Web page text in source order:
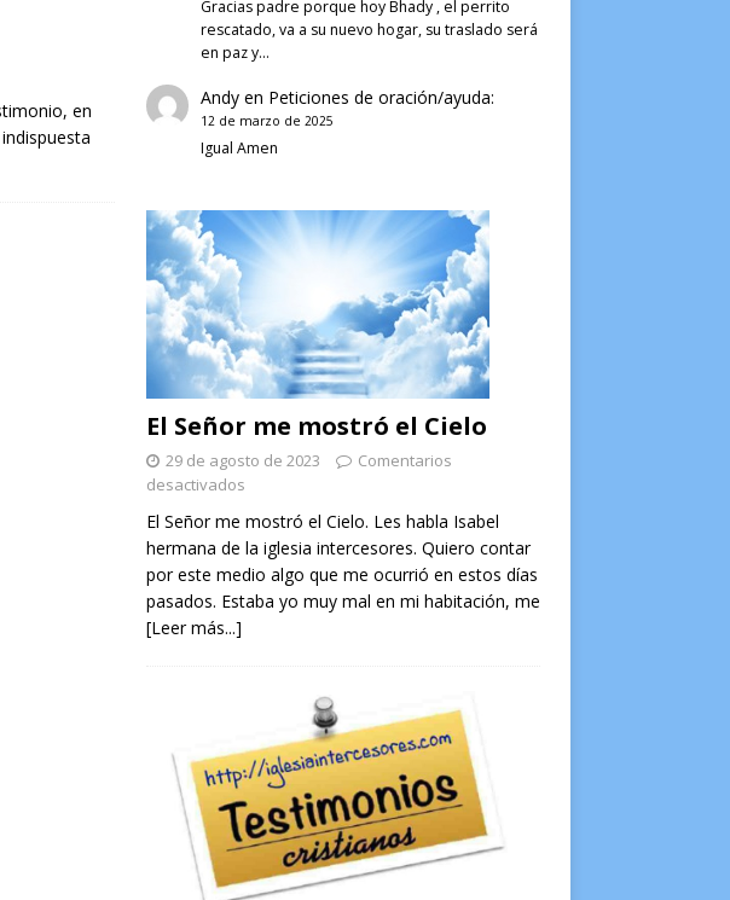
en
Gracias padre porque hoy Bhady , el perrito
rescatado, va a su nuevo hogar, su traslado será
en paz y…
Andy en Peticiones de oración/ayuda:
12 de marzo de 2025
Igual Amen
El Señor me mostró el Cielo
29 de agosto de 2023
Comentarios
desactivados
El Señor me mostró el Cielo. Les habla Isabel
hermana de la iglesia intercesores. Quiero contar
por este medio algo que me ocurrió en estos días
pasados. Estaba yo muy mal en mi habitación, me
[Leer más...]